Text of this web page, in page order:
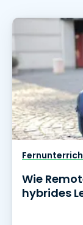
Wie
hybrides